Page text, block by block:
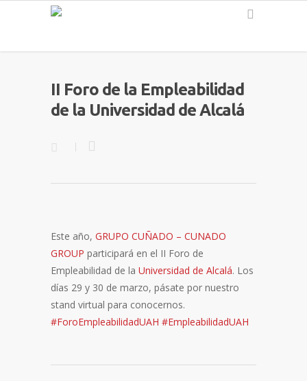
II Foro de la Empleabilidad
de la Universidad de Alcalá
Este año, GRUPO CUÑADO – CUNADO
GROUP participará en el II Foro de
Empleabilidad de la Universidad de Alcalá. Los
días 29 y 30 de marzo, pásate por nuestro
stand virtual para conocernos.
#ForoEmpleabilidadUAH #EmpleabilidadUAH